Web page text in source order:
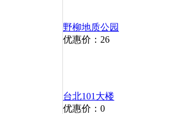
野柳地质公园
优惠价：26
台北101大楼
优惠价：0